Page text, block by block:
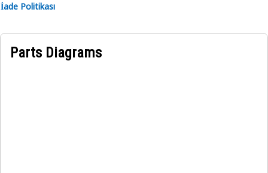
İade Politikası
Parts Diagrams